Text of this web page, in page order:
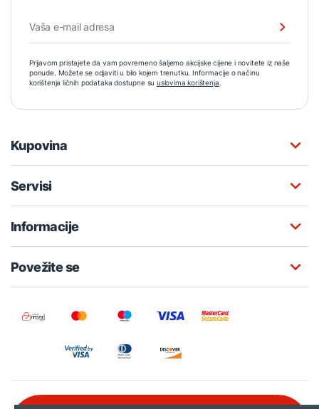
Prijavom pristajete da vam povremeno šaljemo akcijske cijene i novitete iz naše
ponude. Možete se odjaviti u bilo kojem trenutku. Informacije o načinu
korištenja ličnih podataka dostupne su uslovima korištenja.
Kupovina
Servisi
Informacije
Povežite se